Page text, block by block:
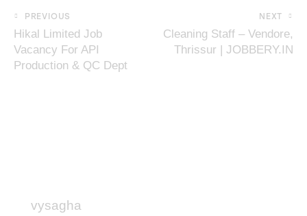
PREVIOUS
Hikal Limited Job
Vacancy For API
Production & QC Dept
NEXT
Cleaning Staff – Vendore,
Thrissur | JOBBERY.IN
vysagha